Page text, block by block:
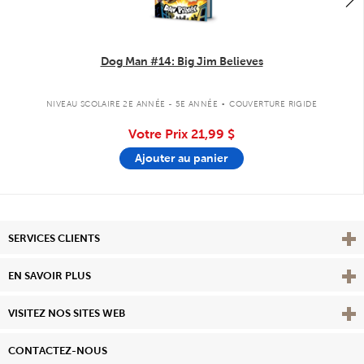
Dog Man #14: Big Jim Believes
NIVEAU SCOLAIRE 2E ANNÉE - 5E ANNÉE . COUVERTURE RIGIDE
Votre Prix 21,99 $
Ajouter au panier
SERVICES CLIENTS
EN SAVOIR PLUS View
VISITEZ NOS SITES WEB
CONTACTEZ-NOUS